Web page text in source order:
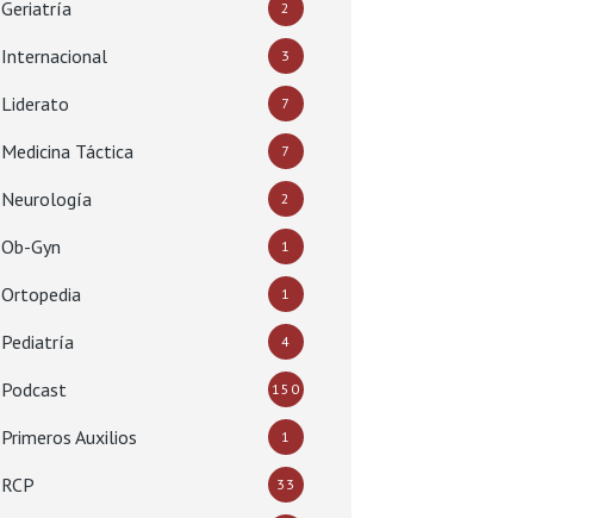
Geriatría 2
Internacional 3
Liderato 7
Medicina Táctica 7
Neurología 2
Ob-Gyn 1
Ortopedia 1
Pediatría 4
Podcast 150
Primeros Auxilios 1
RCP 33